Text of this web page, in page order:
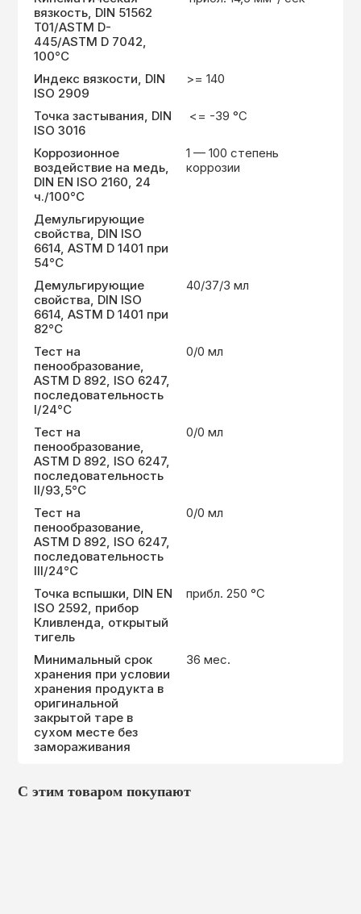
вязкость, DIN 51562
T01/ASTM D-
445/ASTM D 7042,
100°C
Индекс вязкости, DIN
ISO 2909
>= 140
Точка застывания, DIN
ISO 3016
<= -39 °C
Коррозионное
воздействие на медь,
DIN EN ISO 2160, 24
ч./100°С
1 — 100 степень
коррозии
Демульгирующие
свойства, DIN ISO
6614, ASTM D 1401 при
54°C
Демульгирующие
свойства, DIN ISO
6614, ASTM D 1401 при
82°C
40/37/3 мл
Тест на
пенообразование,
ASTM D 892, ISO 6247,
последовательность
I/24°C
0/0 мл
Тест на
пенообразование,
ASTM D 892, ISO 6247,
последовательность
II/93,5°C
0/0 мл
Тест на
пенообразование,
ASTM D 892, ISO 6247,
последовательность
III/24°C
0/0 мл
Точка вспышки, DIN EN
ISO 2592, прибор
Кливленда, открытый
тигель
прибл. 250 °С
Минимальный срок
хранения при условии
хранения продукта в
оригинальной
закрытой таре в
сухом месте без
замораживания
36 мес.
С этим товаром покупают